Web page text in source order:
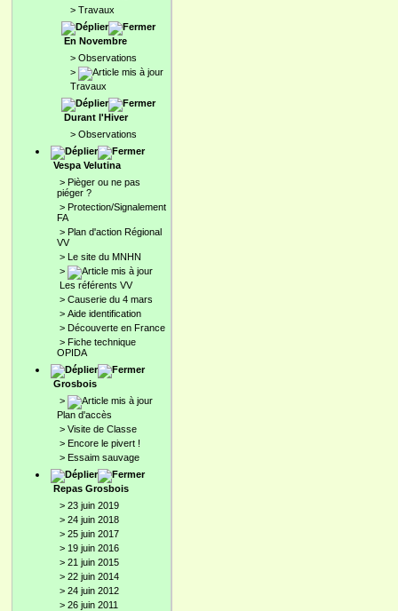
> Travaux
En Novembre
> Observations
>
Travaux
Durant l'Hiver
> Observations
Vespa Velutina
> Pièger ou ne pas
piéger ?
> Protection/Signalement
FA
> Plan d'action Régional
VV
> Le site du MNHN
>
Les référents VV
> Causerie du 4 mars
> Aide identification
> Découverte en France
> Fiche technique
OPIDA
Grosbois
>
Plan d'accès
> Visite de Classe
> Encore le pivert !
> Essaim sauvage
Repas Grosbois
> 23 juin 2019
> 24 juin 2018
> 25 juin 2017
> 19 juin 2016
> 21 juin 2015
> 22 juin 2014
> 24 juin 2012
> 26 juin 2011